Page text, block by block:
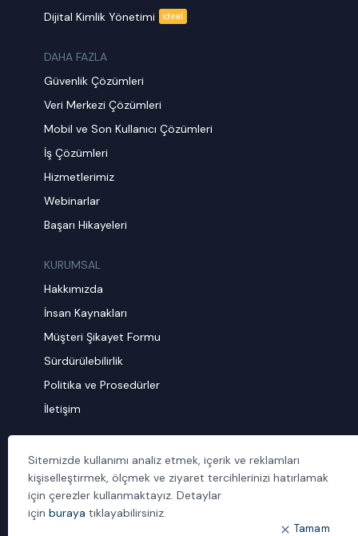
Dijital Kimlik Yönetimi ideal
DAHA FAZLA
Güvenlik Çözümleri
Veri Merkezi Çözümleri
Mobil ve Son Kullanıcı Çözümleri
İş Çözümleri
Hizmetlerimiz
Webinarlar
Başarı Hikayeleri
KURUMSAL
Hakkımızda
İnsan Kaynakları
Müşteri Şikayet Formu
Sürdürülebilirlik
Politika ve Prosedürler
İletişim
Bulut Dönüşümü
Dijital Sözlük
ideal IDM
Sitemizde kullanımı analiz etmek, içerik ve reklamları
kişiselleştirmek, ölçmek ve ziyaret tercihlerinizi hatırlamak
için çerezler kullanmaktayız. Detaylar
için buraya tıklayabilirsiniz.
Tamam